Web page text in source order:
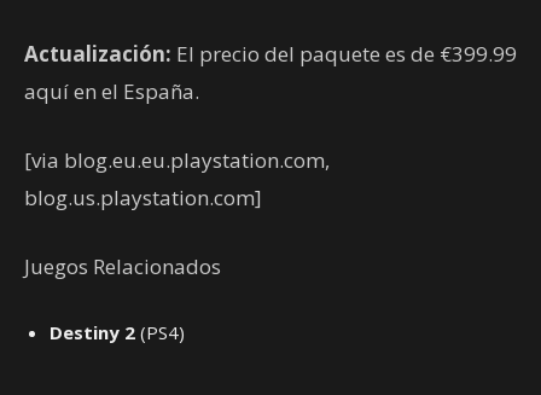
Actualización: El precio del paquete es de €399.99
aquí en el España.
[via blog.eu.eu.playstation.com,
blog.us.playstation.com]
Juegos Relacionados
Destiny 2 (PS4)